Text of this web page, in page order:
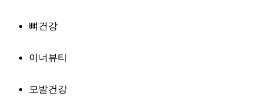
뼈건강
이너뷰티
모발건강